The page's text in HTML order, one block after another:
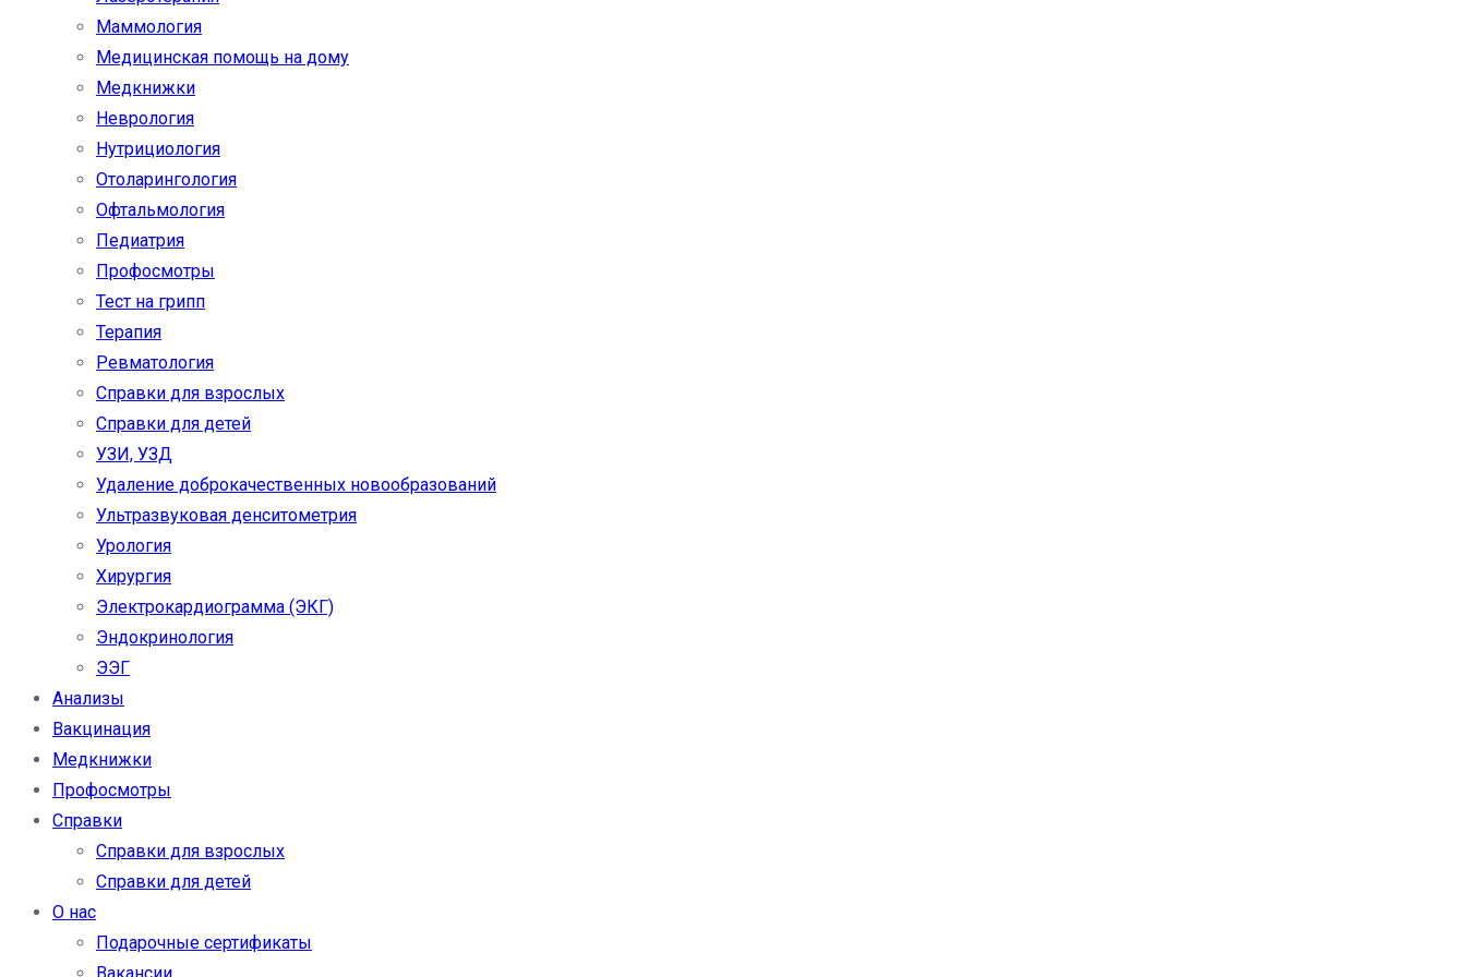
Маммология
Медицинская помощь на дому
Медкнижки
Неврология
Нутрициология
Отоларингология
Офтальмология
Педиатрия
Профосмотры
Тест на грипп
Терапия
Ревматология
Справки для взрослых
Справки для детей
УЗИ, УЗД
Удаление доброкачественных новообразований
Ультразвуковая денситометрия
Урология
Хирургия
Электрокардиограмма (ЭКГ)
Эндокринология
ЭЭГ
Анализы
Вакцинация
Медкнижки
Профосмотры
Справки
Справки для взрослых
Справки для детей
О нас
Подарочные сертификаты